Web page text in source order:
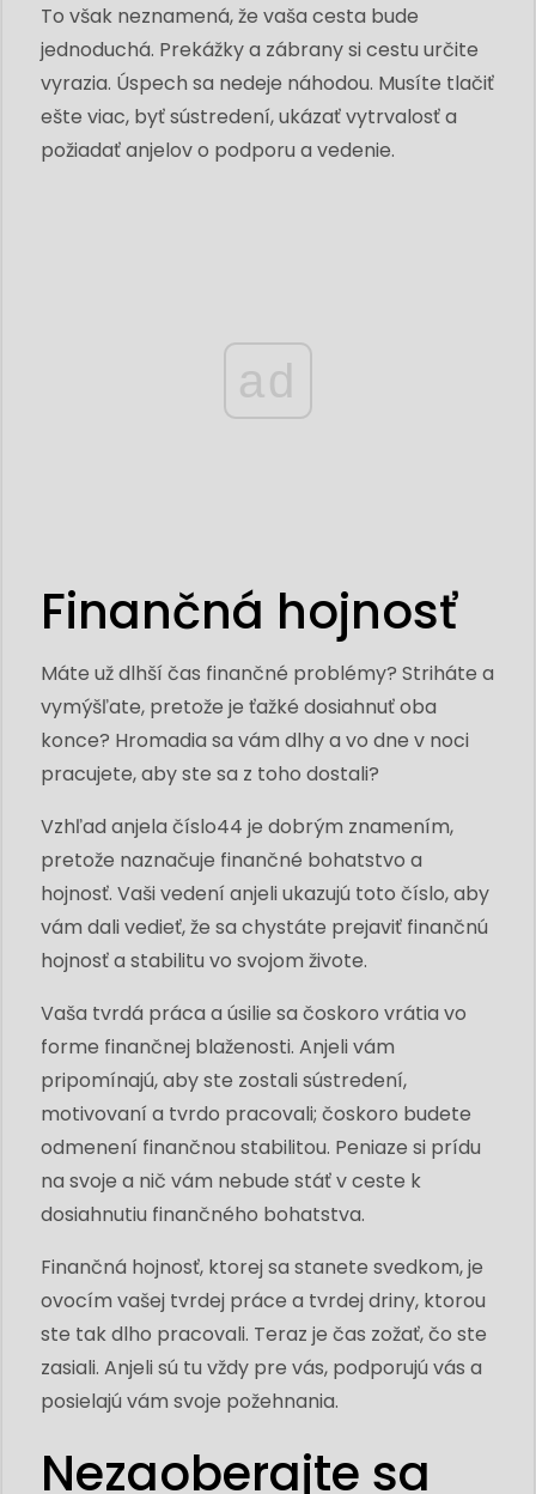
To však neznamená, že vaša cesta bude
jednoduchá. Prekážky a zábrany si cestu určite
vyrazia. Úspech sa nedeje náhodou. Musíte tlačiť
ešte viac, byť sústredení, ukázať vytrvalosť a
požiadať anjelov o podporu a vedenie.
ad
Finančná hojnosť
Máte už dlhší čas finančné problémy? Striháte a
vymýšľate, pretože je ťažké dosiahnuť oba
konce? Hromadia sa vám dlhy a vo dne v noci
pracujete, aby ste sa z toho dostali?
Vzhľad anjela číslo44 je dobrým znamením,
pretože naznačuje finančné bohatstvo a
hojnosť. Vaši vedení anjeli ukazujú toto číslo, aby
vám dali vedieť, že sa chystáte prejaviť finančnú
hojnosť a stabilitu vo svojom živote.
Vaša tvrdá práca a úsilie sa čoskoro vrátia vo
forme finančnej blaženosti. Anjeli vám
pripomínajú, aby ste zostali sústredení,
motivovaní a tvrdo pracovali; čoskoro budete
odmenení finančnou stabilitou. Peniaze si prídu
na svoje a nič vám nebude stáť v ceste k
dosiahnutiu finančného bohatstva.
Finančná hojnosť, ktorej sa stanete svedkom, je
ovocím vašej tvrdej práce a tvrdej driny, ktorou
ste tak dlho pracovali. Teraz je čas zožať, čo ste
zasiali. Anjeli sú tu vždy pre vás, podporujú vás a
posielajú vám svoje požehnania.
Nezaoberajte sa